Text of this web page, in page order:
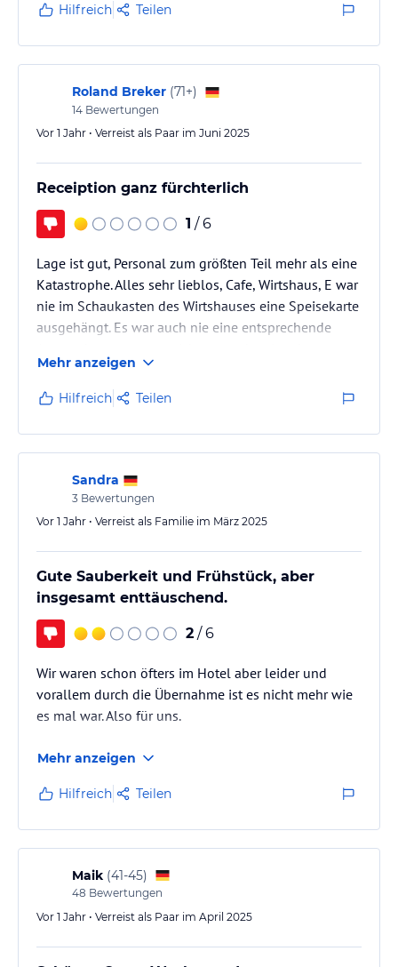
Hilfreich Teilen
Roland Breker (71+)
14 Bewertungen
Vor 1 Jahr • Verreist als Paar im Juni 2025
Receiption ganz fürchterlich
1 / 6
Lage ist gut, Personal zum größten Teil mehr als eine
Katastrophe. Alles sehr lieblos, Cafe, Wirtshaus, E war
nie im Schaukasten des Wirtshauses eine Speisekarte
ausgehängt. Es war auch nie eine entsprechende
sehen. Interesse an Gästen gleich null.
Mehr anzeigen
Hilfreich Teilen
Sandra
3 Bewertungen
Vor 1 Jahr • Verreist als Familie im März 2025
Gute Sauberkeit und Frühstück, aber
insgesamt enttäuschend.
2 / 6
Wir waren schon öfters im Hotel aber leider und
vorallem durch die Übernahme ist es nicht mehr wie
es mal war. Also für uns.
Mehr anzeigen
Hilfreich Teilen
Maik (41-45)
48 Bewertungen
Vor 1 Jahr • Verreist als Paar im April 2025